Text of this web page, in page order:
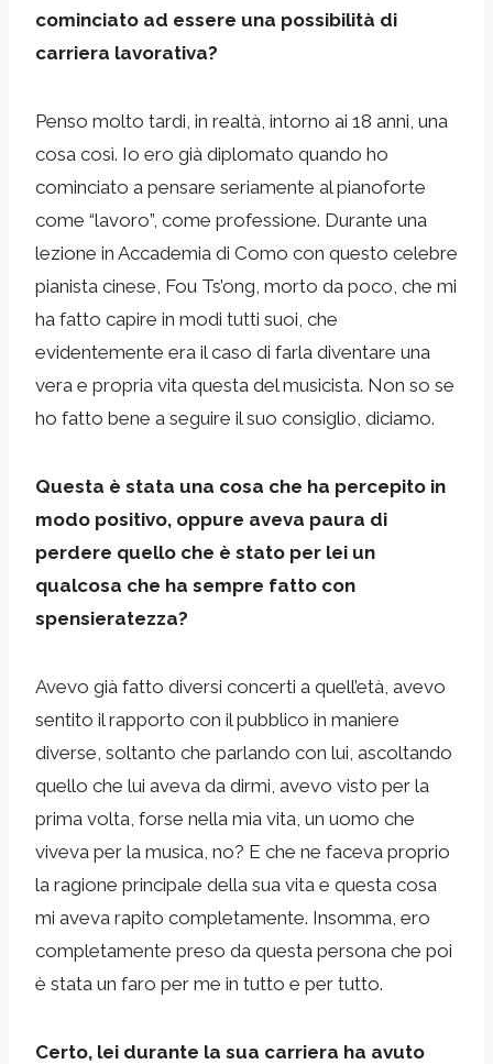
cominciato ad essere una possibilità di
carriera lavorativa?
Penso molto tardi, in realtà, intorno ai 18 anni, una
cosa così. Io ero già diplomato quando ho
cominciato a pensare seriamente al pianoforte
come “lavoro”, come professione. Durante una
lezione in Accademia di Como con questo celebre
pianista cinese, Fou Ts’ong, morto da poco, che mi
ha fatto capire in modi tutti suoi, che
evidentemente era il caso di farla diventare una
vera e propria vita questa del musicista. Non so se
ho fatto bene a seguire il suo consiglio, diciamo.
Questa è stata una cosa che ha percepito in
modo positivo, oppure aveva paura di
perdere quello che è stato per lei un
qualcosa che ha sempre fatto con
spensieratezza?
Avevo già fatto diversi concerti a quell’età, avevo
sentito il rapporto con il pubblico in maniere
diverse, soltanto che parlando con lui, ascoltando
quello che lui aveva da dirmi, avevo visto per la
prima volta, forse nella mia vita, un uomo che
viveva per la musica, no? E che ne faceva proprio
la ragione principale della sua vita e questa cosa
mi aveva rapito completamente. Insomma, ero
completamente preso da questa persona che poi
è stata un faro per me in tutto e per tutto.
Certo, lei durante la sua carriera ha avuto